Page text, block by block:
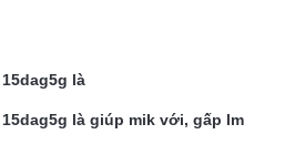
là
là giúp mik với, gấp lm